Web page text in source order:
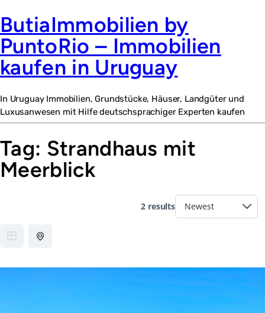
ButiaImmobilien by
PuntoRio – Immobilien
kaufen in Uruguay
In Uruguay Immobilien, Grundstücke, Häuser, Landgüter und
Luxusanwesen mit Hilfe deutschsprachiger Experten kaufen
Tag: Strandhaus mit
Meerblick
2 results